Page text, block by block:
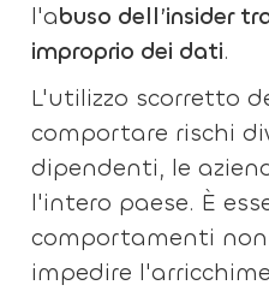
l'abuso dell’insider
improprio dei dati.
L'utilizzo scorretto
comportare rischi
dipendenti, le
l'intero paese. È
comportamenti
impedire